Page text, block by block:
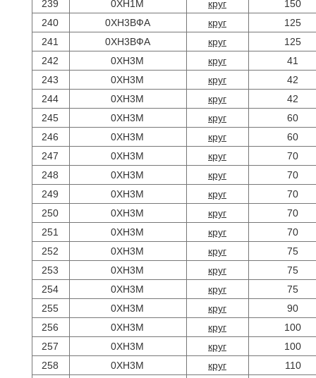
239 0ХН1М круг
150
240
0ХН3ВФА круг
125
241
0ХН3ВФА круг
125
242
0ХН3М круг
41
243
0ХН3М круг
42
244
0ХН3М круг
42
245
0ХН3М круг
60
246
0ХН3М круг
60
247
0ХН3М круг
70
248
0ХН3М круг
70
249
0ХН3М круг
70
250
0ХН3М круг
70
251
0ХН3М круг
70
252
0ХН3М круг
75
253
0ХН3М круг
75
254
0ХН3М круг
75
255
0ХН3М круг
90
256
0ХН3М круг
100
257
0ХН3М круг
100
258
0ХН3М круг
110